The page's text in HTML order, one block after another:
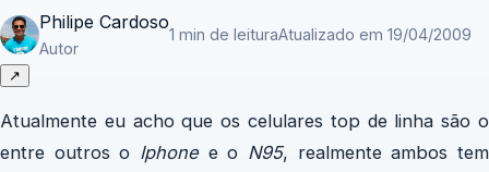
Philipe Cardoso
Autor
1 min de leituraAtualizado em 19/04/2009
↗
Atualmente eu acho que os celulares top de linha são o
entre outros o Iphone e o N95, realmente ambos tem